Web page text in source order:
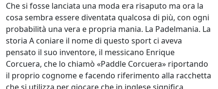
Che si fosse lanciata una moda era risaputo ma ora la
cosa sembra essere diventata qualcosa di più, con ogni
probabilità una vera e propria mania. La Padelmania. La
storia A coniare il nome di questo sport ci aveva
pensato il suo inventore, il messicano Enrique
Corcuera, che lo chiamò «Paddle Corcuera» riportando
il proprio cognome e facendo riferimento alla racchetta